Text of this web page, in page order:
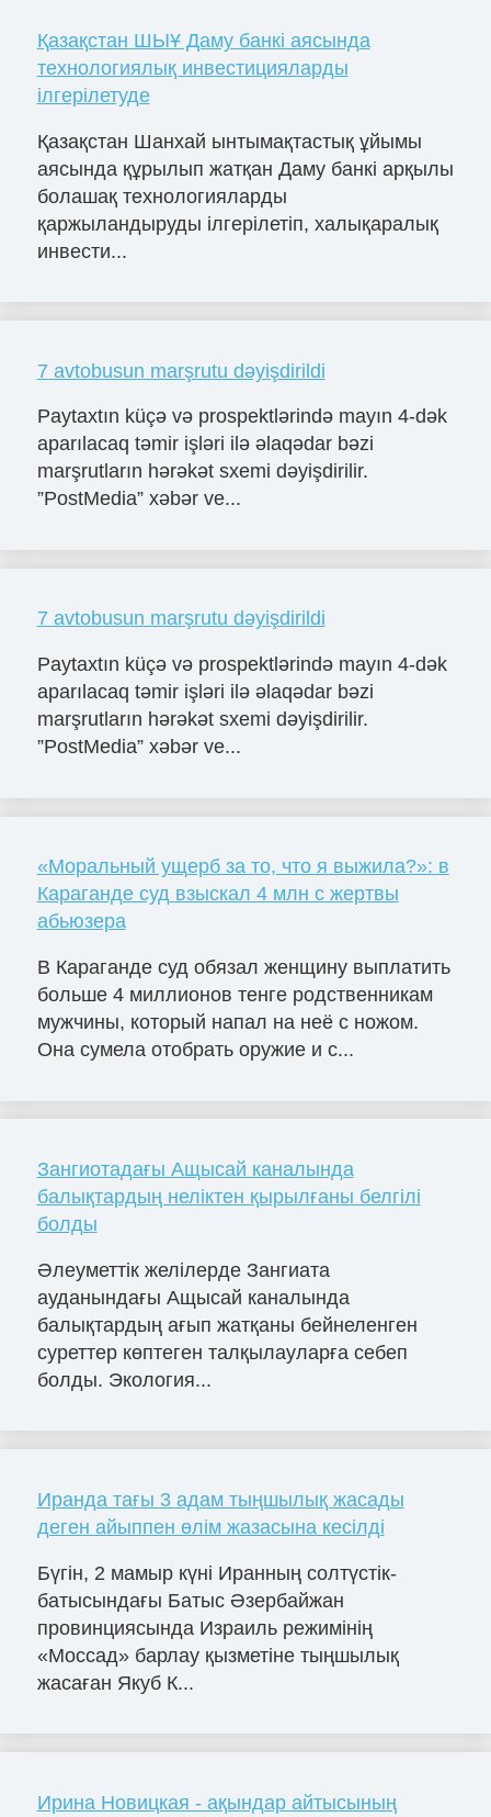
Қазақстан ШЫҰ Даму банкі аясында
технологиялық инвестицияларды
ілгерілетуде
Қазақстан Шанхай ынтымақтастық ұйымы
аясында құрылып жатқан Даму банкі арқылы
болашақ технологияларды
қаржыландыруды ілгерілетіп, халықаралық
инвести...
7 avtobusun marşrutu dəyişdirildi
Paytaxtın küçə və prospektlərində mayın 4-dək
aparılacaq təmir işləri ilə əlaqədar bəzi
marşrutların hərəkət sxemi dəyişdirilir.
”PostMedia” xəbər ve...
7 avtobusun marşrutu dəyişdirildi
Paytaxtın küçə və prospektlərində mayın 4-dək
aparılacaq təmir işləri ilə əlaqədar bəzi
marşrutların hərəkət sxemi dəyişdirilir.
”PostMedia” xəbər ve...
«Моральный ущерб за то, что я выжила?»: в
Караганде суд взыскал 4 млн с жертвы
абьюзера
В Караганде суд обязал женщину выплатить
больше 4 миллионов тенге родственникам
мужчины, который напал на неё с ножом.
Она сумела отобрать оружие и с...
Зангиотадағы Ащысай каналында
балықтардың неліктен қырылғаны белгілі
болды
Әлеуметтік желілерде Зангиата
ауданындағы Ащысай каналында
балықтардың ағып жатқаны бейнеленген
суреттер көптеген талқылауларға себеп
болды. Экология...
Иранда тағы 3 адам тыңшылық жасады
деген айыппен өлім жазасына кесілді
Бүгін, 2 мамыр күні Иранның солтүстік-
батысындағы Батыс Әзербайжан
провинциясында Израиль режимінің
«Моссад» барлау қызметіне тыңшылық
жасаған Якуб К...
Ирина Новицкая - ақындар айтысының